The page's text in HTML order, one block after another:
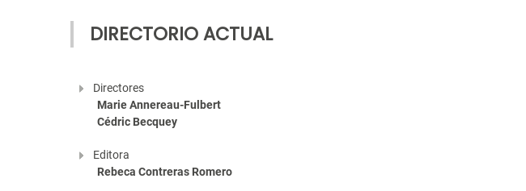
DIRECTORIO ACTUAL
Directores
Marie Annereau-Fulbert
Cédric Becquey
Editora
Rebeca Contreras Romero